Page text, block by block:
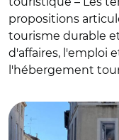
propositions
tourisme durable
d'affaires, l'emploi
l'hébergement